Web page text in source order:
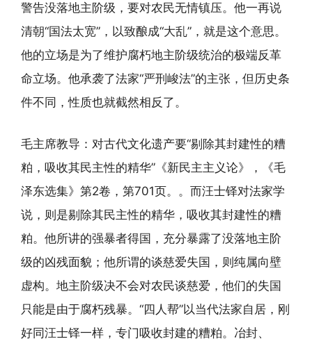
警告没落地主阶级，要对农民无情镇压。他一再说
清朝“国法太宽”，以致酿成“大乱”，就是这个意思。
他的立场是为了维护腐朽地主阶级统治的极端反革
命立场。他承袭了法家“严刑峻法”的主张，但历史条
件不同，性质也就截然相反了。
毛主席教导：对古代文化遗产要“剔除其封建性的糟
粕，吸收其民主性的精华”《新民主主义论》，《毛
泽东选集》第2卷，第701页。。而汪士铎对法家学
说，则是剔除其民主性的精华，吸收其封建性的糟
粕。他所讲的强暴者得国，充分暴露了没落地主阶
级的凶残面貌；他所谓的谈慈爱失国，则纯属向壁
虚构。地主阶级决不会对农民谈慈爱，他们的失国
只能是由于腐朽残暴。“四人帮”以当代法家自居，刚
好同汪士铎一样，专门吸收封建的糟粕。冶封、